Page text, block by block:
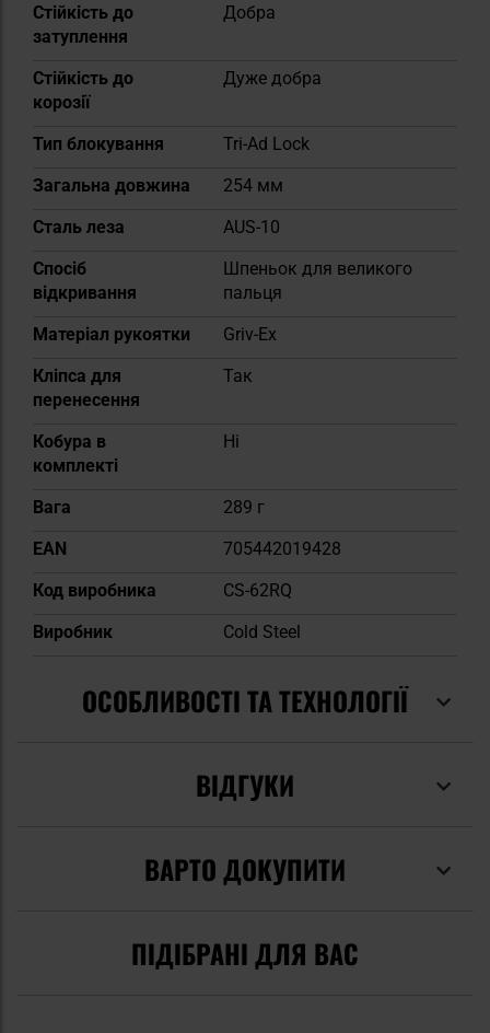
Стійкість до
затуплення
Добра
Стійкість до
корозії
Дуже добра
Тип блокування
Tri-Ad Lock
Загальна довжина
254 мм
Сталь леза
AUS-10
Спосіб
відкривання
Шпеньок для великого
пальця
Матеріал рукоятки
Griv-Ex
Кліпса для
перенесення
Так
Кобура в
комплекті
Ні
Вага
289 г
EAN
705442019428
Код виробника
CS-62RQ
Виробник
Cold Steel
ОСОБЛИВОСТІ ТА ТЕХНОЛОГІЇ
ВІДГУКИ
ВАРТО ДОКУПИТИ
ПІДІБРАНІ ДЛЯ ВАС